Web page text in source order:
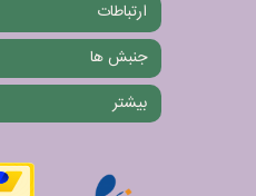
ارتباطات
جنبش ها
بیشتر